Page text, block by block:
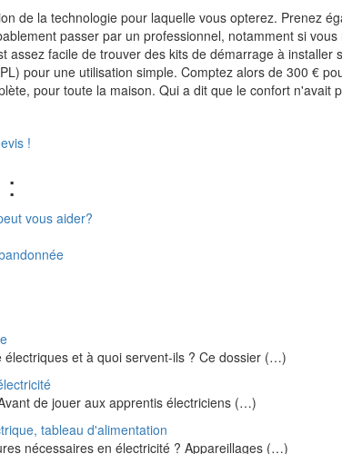
de la technologie pour laquelle vous opterez. Prenez
passer par un professionnel, notamment si vous
assez facile de trouver des kits de démarrage à installer
pour une utilisation simple. Comptez alors de 300 €
pour toute la maison. Qui a dit que le confort n'avait
!
vous aider?
et à quoi servent-ils ? Ce dossier (…)
de jouer aux apprentis électriciens (…)
tableau d'alimentation
nécessaires en électricité ? Appareillages (…)